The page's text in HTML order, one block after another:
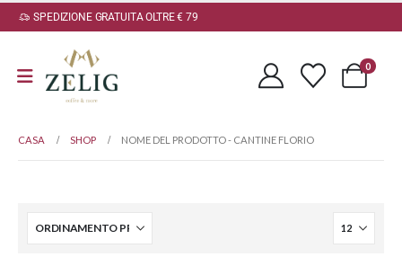
SPEDIZIONE GRATUITA OLTRE € 79
0
CASA SHOP NOME DEL PRODOTTO - CANTINE FLORIO